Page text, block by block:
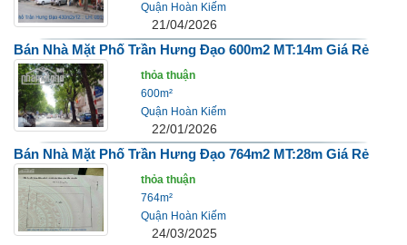
Quận Hoàn Kiếm
21/04/2026
Bán Nhà Mặt Phố Trần Hưng Đạo 600m2 MT:14m Giá Rẻ
thỏa thuận
600m²
Quận Hoàn Kiếm
22/01/2026
Bán Nhà Mặt Phố Trần Hưng Đạo 764m2 MT:28m Giá Rẻ
thỏa thuận
764m²
Quận Hoàn Kiếm
24/03/2025